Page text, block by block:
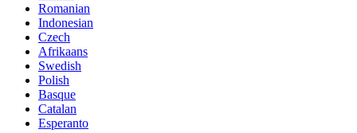
Romanian
Indonesian
Czech
Afrikaans
Swedish
Polish
Basque
Catalan
Esperanto